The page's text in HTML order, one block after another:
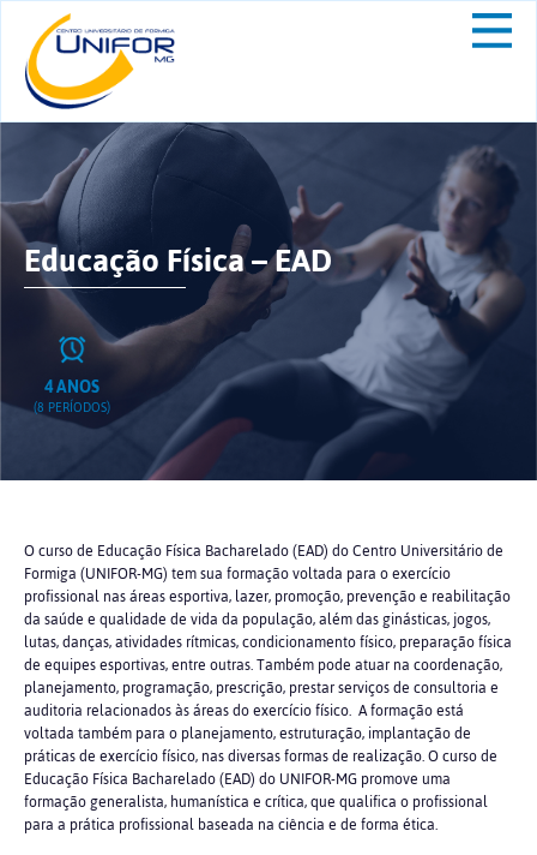
Educação Física – EAD
4 ANOS
(8 PERÍODOS)
O curso de Educação Física Bacharelado (EAD) do Centro Universitário de
Formiga (UNIFOR-MG) tem sua formação voltada para o exercício
profissional nas áreas esportiva, lazer, promoção, prevenção e reabilitação
da saúde e qualidade de vida da população, além das ginásticas, jogos,
lutas, danças, atividades rítmicas, condicionamento físico, preparação física
de equipes esportivas, entre outras. Também pode atuar na coordenação,
planejamento, programação, prescrição, prestar serviços de consultoria e
auditoria relacionados às áreas do exercício físico. A formação está
voltada também para o planejamento, estruturação, implantação de
práticas de exercício físico, nas diversas formas de realização. O curso de
Educação Física Bacharelado (EAD) do UNIFOR-MG promove uma
formação generalista, humanística e crítica, que qualifica o profissional
para a prática profissional baseada na ciência e de forma ética.